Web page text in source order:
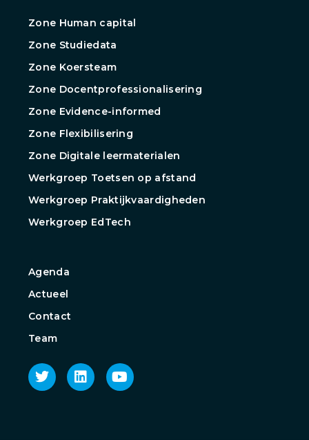
Zone Human capital
Zone Studiedata
Zone Koersteam
Zone Docentprofessionalisering
Zone Evidence-informed
Zone Flexibilisering
Zone Digitale leermaterialen
Werkgroep Toetsen op afstand
Werkgroep Praktijkvaardigheden
Werkgroep EdTech
Agenda
Actueel
Contact
Team